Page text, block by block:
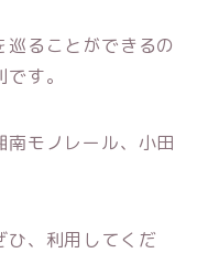
ることができるの
す。
南モノレール、小田
ひ、利用してくだ